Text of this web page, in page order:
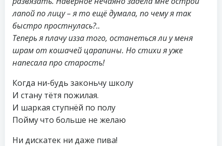
лапой по лицу – я то ещё думала, по чему я так
быстро простнулась?..
Теперь я плачу изза того, останеться ли у меня
шрам от кошачей царапины. Но стихи я уже
напесала про старость!
Когда ни-будь законьчу школу
И стану тётя пожилая.
И шаркая ступнёй по полу
Пойму что больше не желаю
Ни дискатек ни даже пива!